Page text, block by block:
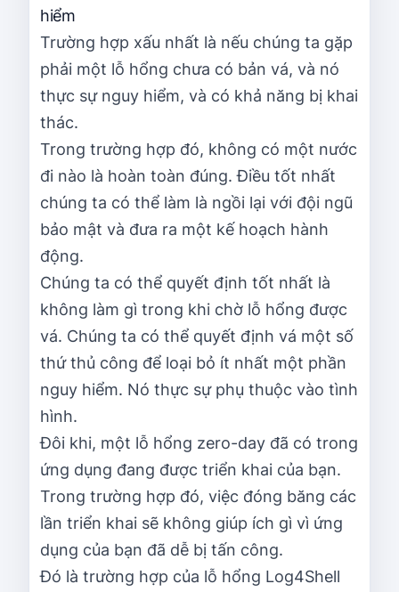
hiểm
Trường hợp xấu nhất là nếu chúng ta gặp
phải một lỗ hổng chưa có bản vá, và nó
thực sự nguy hiểm, và có khả năng bị khai
thác.
Trong trường hợp đó, không có một nước
đi nào là hoàn toàn đúng. Điều tốt nhất
chúng ta có thể làm là ngồi lại với đội ngũ
bảo mật và đưa ra một kế hoạch hành
động.
Chúng ta có thể quyết định tốt nhất là
không làm gì trong khi chờ lỗ hổng được
vá. Chúng ta có thể quyết định vá một số
thứ thủ công để loại bỏ ít nhất một phần
nguy hiểm. Nó thực sự phụ thuộc vào tình
hình.
Đôi khi, một lỗ hổng zero-day đã có trong
ứng dụng đang được triển khai của bạn.
Trong trường hợp đó, việc đóng băng các
lần triển khai sẽ không giúp ích gì vì ứng
dụng của bạn đã dễ bị tấn công.
Đó là trường hợp của lỗ hổng Log4Shell